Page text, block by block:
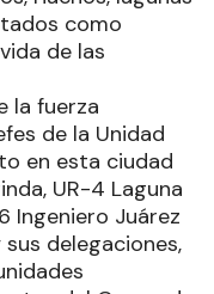
como
de las
la fuerza
de la Unidad
en esta ciudad
UR-4 Laguna
Ingeniero Juárez
delegaciones,